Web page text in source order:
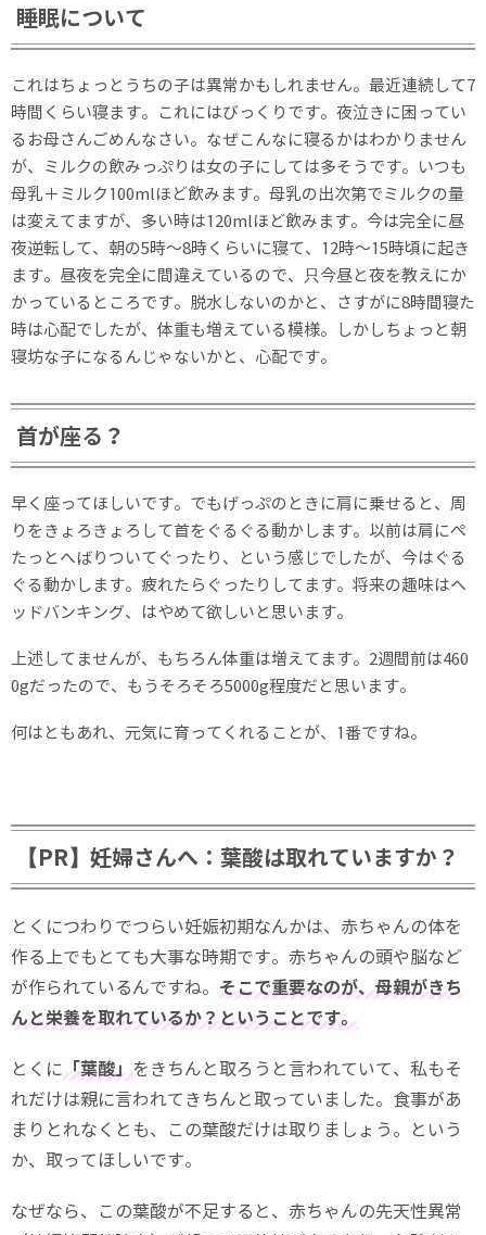
睡眠について
これはちょっとうちの子は異常かもしれません。最近連続して7
時間くらい寝ます。これにはびっくりです。夜泣きに困ってい
るお母さんごめんなさい。なぜこんなに寝るかはわかりません
が、ミルクの飲みっぷりは女の子にしては多そうです。いつも
母乳＋ミルク100mlほど飲みます。母乳の出次第でミルクの量
は変えてますが、多い時は120mlほど飲みます。今は完全に昼
夜逆転して、朝の5時〜8時くらいに寝て、12時〜15時頃に起き
ます。昼夜を完全に間違えているので、只今昼と夜を教えにか
かっているところです。脱水しないのかと、さすがに8時間寝た
時は心配でしたが、体重も増えている模様。しかしちょっと朝
寝坊な子になるんじゃないかと、心配です。
首が座る？
早く座ってほしいです。でもげっぷのときに肩に乗せると、周
りをきょろきょろして首をぐるぐる動かします。以前は肩にぺ
たっとへばりついてぐったり、という感じでしたが、今はぐる
ぐる動かします。疲れたらぐったりしてます。将来の趣味はヘ
ッドバンキング、はやめて欲しいと思います。
上述してませんが、もちろん体重は増えてます。2週間前は460
0gだったので、もうそろそろ5000g程度だと思います。
何はともあれ、元気に育ってくれることが、1番ですね。
【PR】妊婦さんへ：葉酸は取れていますか？
とくにつわりでつらい妊娠初期なんかは、赤ちゃんの体を
作る上でもとても大事な時期です。赤ちゃんの頭や脳など
が作られているんですね。 そこで重要なのが、母親がきち
んと栄養を取れているか？ということです。
とくに「葉酸」をきちんと取ろうと言われていて、私もそ
れだけは親に言われてきちんと取っていました。食事があ
まりとれなくとも、この葉酸だけは取りましょう。という
か、取ってほしいです。
なぜなら、この葉酸が不足すると、赤ちゃんの先天性異常